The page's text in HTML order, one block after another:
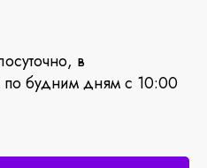
в
по будним дням с 10:00